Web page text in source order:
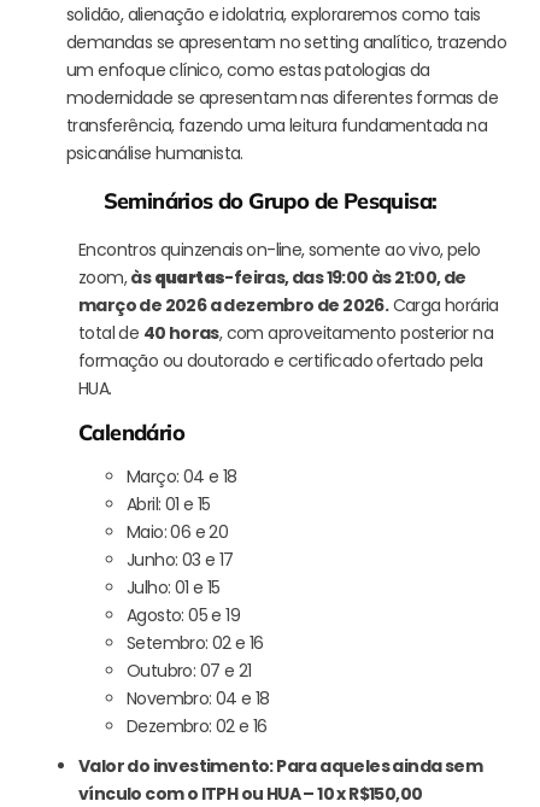
solidão, alienação e idolatria,exploraremos como tais
demandas se apresentam no setting analítico, trazendo
um enfoque clínico, como estas patologias da
modernidade se apresentam nas diferentes formas de
transferência, fazendo uma leitura fundamentada na
psicanálise humanista.
Seminários do Grupo de Pesquisa:
Encontros quinzenais on-line, somente ao vivo, pelo
zoom,àsquartas-feiras, das 19:00 às 21:00, de
março de 2026 a dezembro de 2026.Carga horária
total de 40 horas, com aproveitamento posterior na
formação ou doutorado e certificado ofertado pela
HUA.
Calendário
Março: 04 e 18
Abril: 01 e 15
Maio: 06 e 20
Junho: 03 e 17
Julho: 01 e 15
Agosto: 05 e 19
Setembro: 02 e 16
Outubro: 07 e 21
Novembro: 04 e 18
Dezembro: 02 e 16
Valor do investimento: Para aqueles ainda sem
vínculo com o ITPH ou HUA – 10 x R$150,00